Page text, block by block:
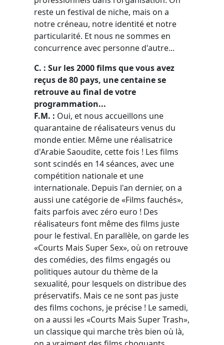
reste un festival de niche, mais on a
notre créneau, notre identité et notre
particularité. Et nous ne sommes en
concurrence avec personne d'autre...
C. : Sur les 2000 films que vous avez
reçus de 80 pays, une centaine se
retrouve au final de votre
programmation...
F.M. : Oui, et nous accueillons une
quarantaine de réalisateurs venus du
monde entier. Même une réalisatrice
d'Arabie Saoudite, cette fois ! Les films
sont scindés en 14 séances, avec une
compétition nationale et une
internationale. Depuis l'an dernier, on a
aussi une catégorie de «Films fauchés»,
faits parfois avec zéro euro ! Des
réalisateurs font même des films juste
pour le festival. En parallèle, on garde les
«Courts Mais Super Sex», où on retrouve
des comédies, des films engagés ou
politiques autour du thème de la
sexualité, pour lesquels on distribue des
préservatifs. Mais ce ne sont pas juste
des films cochons, je précise ! Le samedi,
on a aussi les «Courts Mais Super Trash»,
un classique qui marche très bien où là,